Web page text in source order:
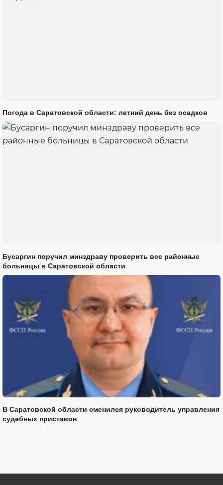
Погода в Саратовской области: летний день без осадков
Бусаргин поручил минздраву проверить все районные
больницы в Саратовской области
В Саратовской области сменился руководитель управления
судебных приставов